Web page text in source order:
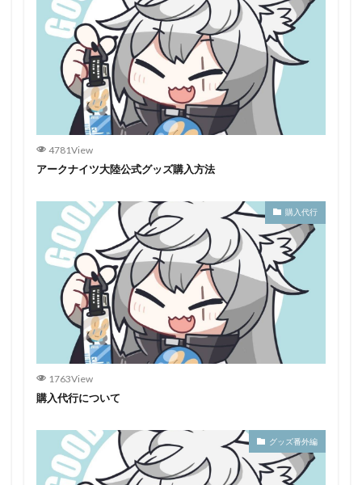
4781View
アークナイツ大陸公式グッズ購入方法
購入代行
1763View
購入代行について
グッズ番外編